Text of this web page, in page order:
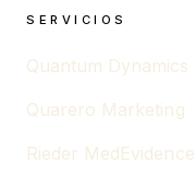
SERVICIOS
Quantum Dynamics
Quarero Marketing
Rieder MedEvidence